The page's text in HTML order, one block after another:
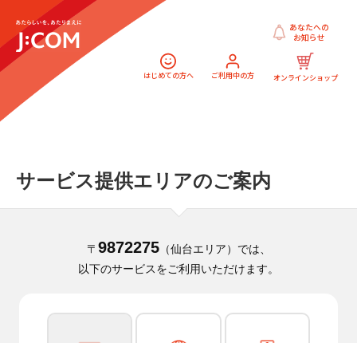
はじめての方へ ご利用中の方 オンラインショップ
あなたへの
お知らせ
サービス提供エリアのご案内
〒 9872275（仙台エリア）では、
以下のサービスをご利用いただけます。